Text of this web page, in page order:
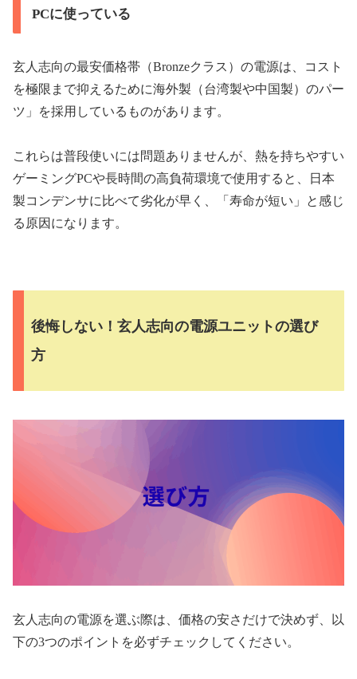
PCに使っている
玄人志向の最安価格帯（Bronzeクラス）の電源は、コスト
を極限まで抑えるために海外製（台湾製や中国製）のパー
ツ」を採用しているものがあります。
これらは普段使いには問題ありませんが、熱を持ちやすい
ゲーミングPCや長時間の高負荷環境で使用すると、日本
製コンデンサに比べて劣化が早く、「寿命が短い」と感じ
る原因になります。
後悔しない！玄人志向の電源ユニットの選び
方
玄人志向の電源を選ぶ際は、価格の安さだけで決めず、以
下の3つのポイントを必ずチェックしてください。